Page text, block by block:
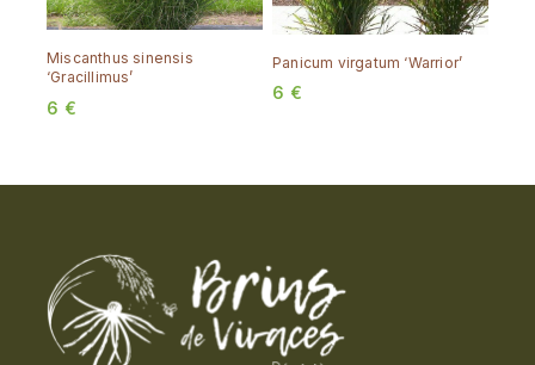
Miscanthus sinensis
‘Gracillimus’
6 €
Panicum virgatum ‘Warrior’
6 €